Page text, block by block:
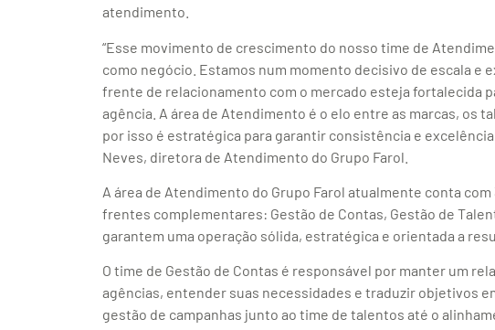
atendimento.
“Esse movimento de crescimento do nosso time de
como negócio. Estamos num momento decisivo de escala e
frente de relacionamento com o mercado esteja fortalecida
agência. A área de Atendimento é o elo entre as marcas, os
por isso é estratégica para garantir consistência e
Neves, diretora de Atendimento do Grupo Farol.
A área de Atendimento do Grupo Farol atualmente conta
frentes complementares: Gestão de Contas, Gestão de
garantem uma operação sólida, estratégica e orientada a
O time de Gestão de Contas é responsável por manter um
agências, entender suas necessidades e traduzir objetivos
gestão de campanhas junto ao time de talentos até o